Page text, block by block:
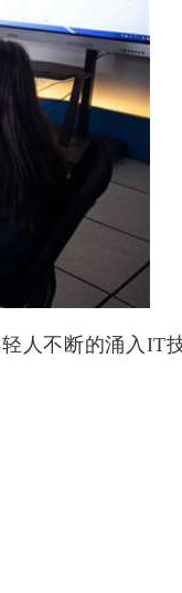
人不断的涌入IT